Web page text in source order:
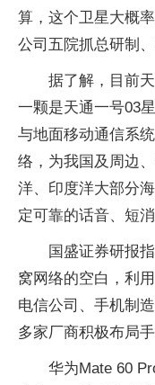
算，这个卫星大概
公司五院抓总研制
据了解，目前
一颗是天通一号03
与地面移动通信系
络，为我国及周边
洋、印度洋大部分
定可靠的话音、短
国盛证券研报
窝网络的空白，利
电信公司、手机制
多家厂商积极布局
华为Mate 60